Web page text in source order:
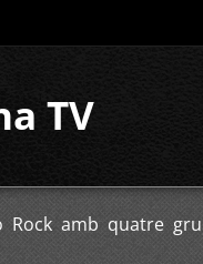
TV
Rock amb quatre